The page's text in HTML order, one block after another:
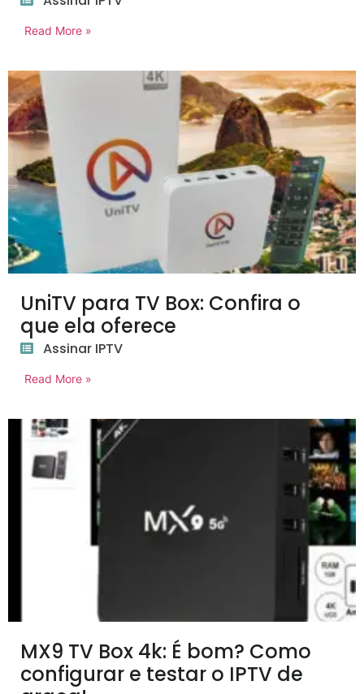
Read More »
UniTV para TV Box: Confira o
que ela oferece
Assinar IPTV
Read More »
MX9 TV Box 4k: É bom? Como
configurar e testar o IPTV de